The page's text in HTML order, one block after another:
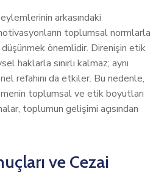
arkasındaki
toplumsal normlarla
önemlidir. Direnişin etik
haklarla sınırlı kalmaz; aynı
refahını da etkiler. Bu nedenle,
toplumsal ve etik boyutları
toplumun gelişimi açısından
ve Cezai